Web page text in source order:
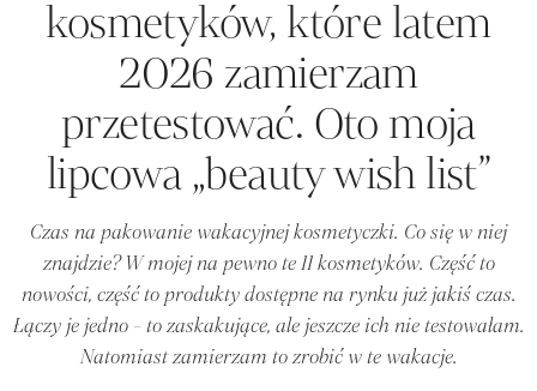
kosmetyków, które latem
2026 zamierzam
przetestować. Oto moja
lipcowa „beauty wish list”
Czas na pakowanie wakacyjnej kosmetyczki. Co się w niej
znajdzie? W mojej na pewno te 11 kosmetyków. Część to
nowości, część to produkty dostępne na rynku już jakiś czas.
Łączy je jedno - to zaskakujące, ale jeszcze ich nie testowałam.
Natomiast zamierzam to zrobić w te wakacje.